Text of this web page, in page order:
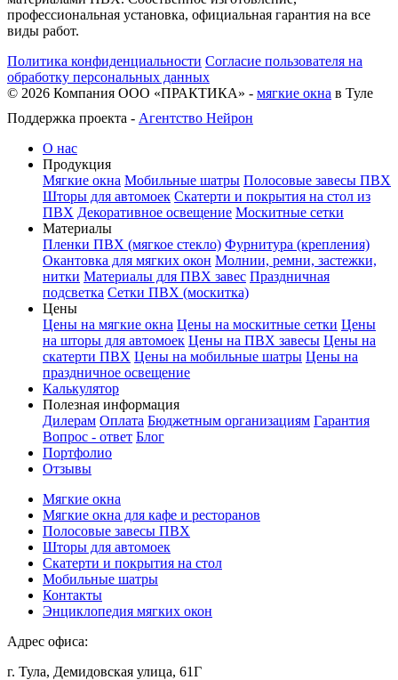
профессиональная установка, официальная гарантия на все
виды работ.
Политика конфиденциальности Согласие пользователя на
обработку персональных данных
© 2026 Компания ООО «ПРАКТИКА» - мягкие окна в Туле
Поддержка проекта - Агентство Нейрон
О нас
Продукция
Мягкие окна Мобильные шатры Полосовые завесы ПВХ
Шторы для автомоек Скатерти и покрытия на стол из
ПВХ Декоративное освещение Москитные сетки
Материалы
Пленки ПВХ (мягкое стекло) Фурнитура (крепления)
Окантовка для мягких окон Молнии, ремни, застежки,
нитки Материалы для ПВХ завес Праздничная
подсветка Сетки ПВХ (москитка)
Цены
Цены на мягкие окна Цены на москитные сетки Цены
на шторы для автомоек Цены на ПВХ завесы Цены на
скатерти ПВХ Цены на мобильные шатры Цены на
праздничное освещение
Калькулятор
Полезная информация
Дилерам Оплата Бюджетным организациям Гарантия
Вопрос - ответ Блог
Портфолио
Отзывы
Мягкие окна
Мягкие окна для кафе и ресторанов
Полосовые завесы ПВХ
Шторы для автомоек
Скатерти и покрытия на стол
Мобильные шатры
Контакты
Энциклопедия мягких окон
Адрес офиса:
г. Тула, Демидовская улица, 61Г